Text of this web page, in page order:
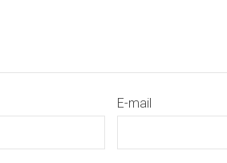
E-mail